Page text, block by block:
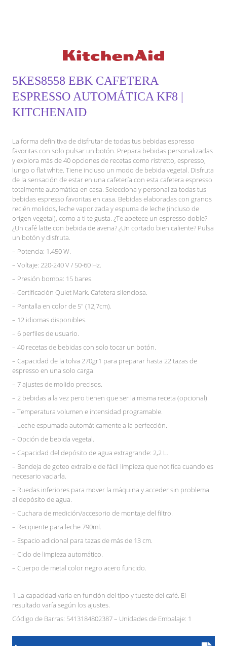
5KES8558 EBK CAFETERA
ESPRESSO AUTOMÁTICA KF8 |
KITCHENAID
La forma definitiva de disfrutar de todas tus bebidas espresso
favoritas con solo pulsar un botón. Prepara bebidas personalizadas
y explora más de 40 opciones de recetas como ristretto, espresso,
lungo o flat white. Tiene incluso un modo de bebida vegetal. Disfruta
de la sensación de estar en una cafetería con esta cafetera espresso
totalmente automática en casa. Selecciona y personaliza todas tus
bebidas espresso favoritas en casa. Bebidas elaboradas con granos
recién molidos, leche vaporizada y espuma de leche (incluso de
origen vegetal), como a ti te gusta. ¿Te apetece un espresso doble?
¿Un café latte con bebida de avena? ¿Un cortado bien caliente? Pulsa
un botón y disfruta.
– Potencia: 1.450 W.
– Voltaje: 220-240 V / 50-60 Hz.
– Presión bomba: 15 bares.
– Certificación Quiet Mark. Cafetera silenciosa.
– Pantalla en color de 5″ (12,7cm).
– 12 idiomas disponibles.
– 6 perfiles de usuario.
– 40 recetas de bebidas con solo tocar un botón.
– Capacidad de la tolva 270gr1 para preparar hasta 22 tazas de
espresso en una solo carga.
– 7 ajustes de molido precisos.
– 2 bebidas a la vez pero tienen que ser la misma receta (opcional).
– Temperatura volumen e intensidad programable.
– Leche espumada automáticamente a la perfección.
– Opción de bebida vegetal.
– Capacidad del depósito de agua extragrande: 2,2 L.
– Bandeja de goteo extraíble de fácil limpieza que notifica cuando es
necesario vaciarla.
– Ruedas inferiores para mover la máquina y acceder sin problema
al depósito de agua.
– Cuchara de medición/accesorio de montaje del filtro.
– Recipiente para leche 790ml.
– Espacio adicional para tazas de más de 13 cm.
– Ciclo de limpieza automático.
– Cuerpo de metal color negro acero funcido.
1 La capacidad varía en función del tipo y tueste del café. El
resultado varía según los ajustes.
Código de Barras: 5413184802387 – Unidades de Embalaje: 1